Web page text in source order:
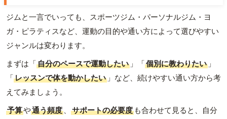
ジムと一言でいっても、スポーツジム・パーソナルジム・ヨ
ガ・ピラティスなど、運動の目的や通い方によって選びやすい
ジャンルは変わります。
まずは「自分のペースで運動したい 」「個別に教わりたい 」
「レッスンで体を動かしたい 」など、続けやすい通い方から考
えてみましょう。
予算や通う頻度 、 サポートの必要度 も合わせて見ると、自分